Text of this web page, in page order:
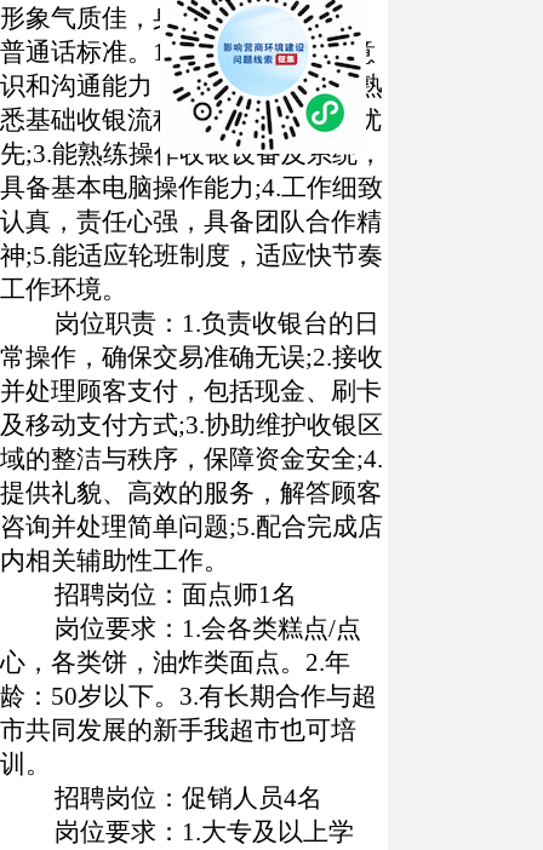
形象气质佳，身高160cm及以上，
普通话标准。1.具备良好的服务意
识和沟通能力，态度友好耐心;2.熟
悉基础收银流程，有相关经验者优
先;3.能熟练操作收银设备及系统，
具备基本电脑操作能力;4.工作细致
认真，责任心强，具备团队合作精
神;5.能适应轮班制度，适应快节奏
工作环境。
岗位职责： 1.负责收银台的日
常操作，确保交易准确无误;2.接收
并处理顾客支付，包括现金、刷卡
及移动支付方式;3.协助维护收银区
域的整洁与秩序，保障资金安全;4.
提供礼貌、高效的服务，解答顾客
咨询并处理简单问题;5.配合完成店
内相关辅助性工作。
招聘岗位：面点师1名
岗位要求： 1.会各类糕点/点
心，各类饼，油炸类面点。2.年
龄：50岁以下。3.有长期合作与超
市共同发展的新手我超市也可培
训。
招聘岗位：促销人员4名
岗位要求： 1.大专及以上学